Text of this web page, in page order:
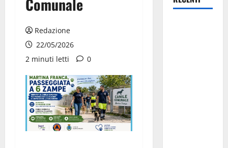
Comunale
Redazione
22/05/2026
2 minuti letti
0